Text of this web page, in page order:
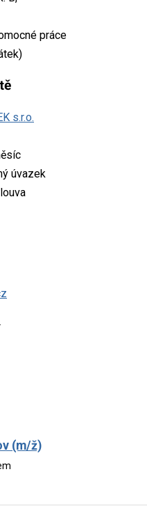
práce
s.r.o.
úvazek
(m/ž)